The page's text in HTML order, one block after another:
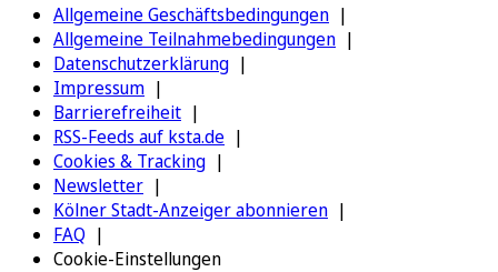
Allgemeine Geschäftsbedingungen
Allgemeine Teilnahmebedingungen
Datenschutzerklärung
Impressum
Barrierefreiheit
RSS-Feeds auf ksta.de
Cookies & Tracking
Newsletter
Kölner Stadt-Anzeiger abonnieren
FAQ
Cookie-Einstellungen